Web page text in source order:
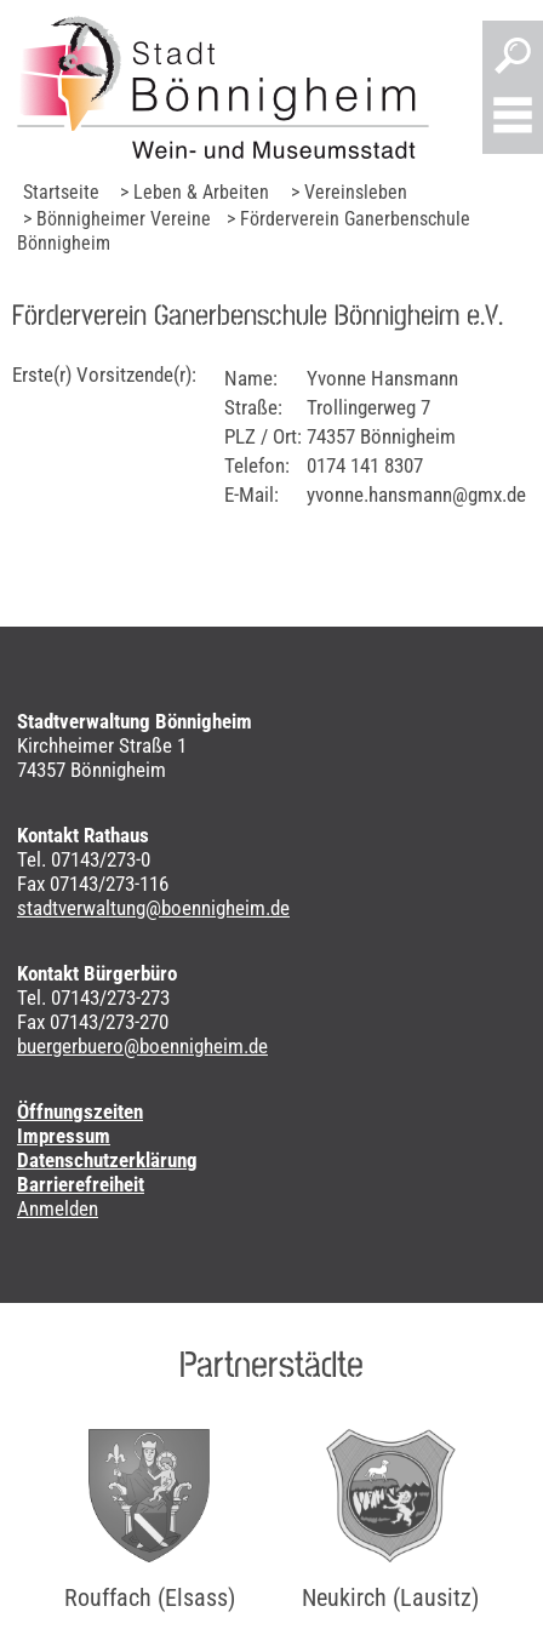
Startseite > Leben & Arbeiten
> Vereinsleben
> Bönnigheimer Vereine
> Förderverein Ganerbenschule
Bönnigheim
Förderverein Ganerbenschule Bönnigheim e.V.
Erste(r) Vorsitzende(r): Name:
Yvonne Hansmann
Straße:
Trollingerweg 7
PLZ / Ort: 74357 Bönnigheim
Telefon:
0174 141 8307
E-Mail:
yvonne.hansmann@gmx.de
Stadtverwaltung Bönnigheim
Kirchheimer Straße 1
74357 Bönnigheim
Kontakt Rathaus
Tel. 07143/273-0
Fax 07143/273-116
stadtverwaltung@boennigheim.de
Kontakt Bürgerbüro
Tel. 07143/273-273
Fax 07143/273-270
buergerbuero@boennigheim.de
Öffnungszeiten
Impressum
Datenschutzerklärung
Barrierefreiheit
Anmelden
Partnerstädte
Rouffach (Elsass) Neukirch (Lausitz)